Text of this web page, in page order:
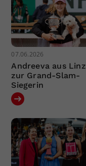
07.06.2026
Andreeva aus Linz
zur Grand-Slam-
Siegerin